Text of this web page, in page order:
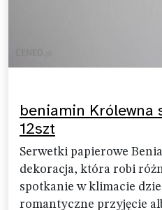
beniamin Królewna
12szt
Serwetki papierowe
dekoracja, która robi
spotkanie w klimacie
romantyczne przyjęcie